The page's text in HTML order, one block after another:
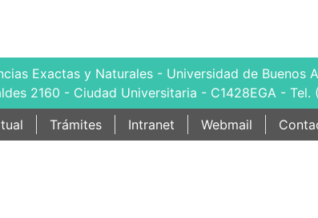
Exactas y Naturales - Universidad de Buenos
2160 - Ciudad Universitaria - C1428EGA - Tel.
Trámites Intranet Webmail